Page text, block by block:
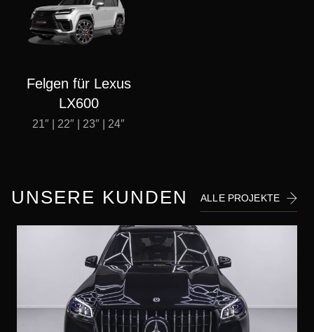
Felgen für Lexus
LX600
21″ | 22″ | 23″ | 24″
UNSERE KUNDEN ALLE PROJEKTE